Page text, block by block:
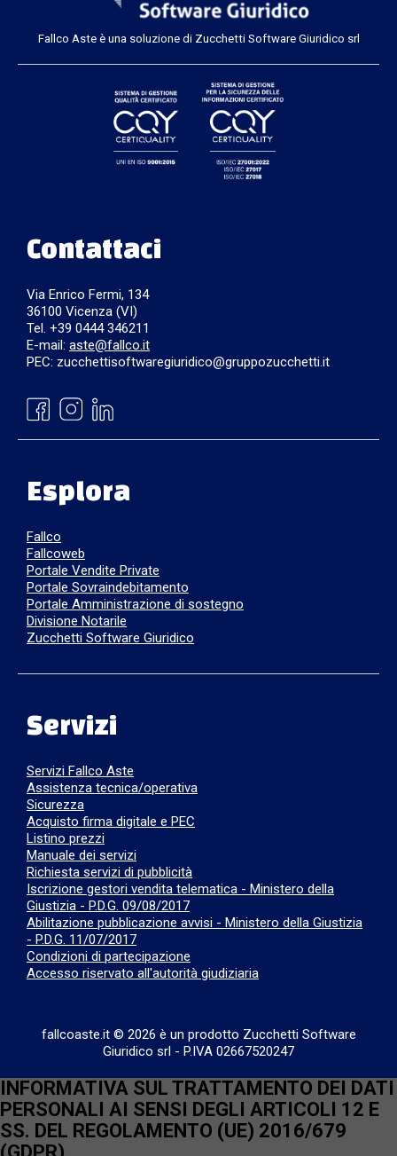
Fallco Aste è una soluzione di Zucchetti Software Giuridico srl
Contattaci
Via Enrico Fermi, 134
36100 Vicenza (VI)
Tel. +39 0444 346211
E-mail: aste@fallco.it
PEC: zucchettisoftwaregiuridico@gruppozucchetti.it
Esplora
Fallco
Fallcoweb
Portale Vendite Private
Portale Sovraindebitamento
Portale Amministrazione di sostegno
Divisione Notarile
Zucchetti Software Giuridico
Servizi
Servizi Fallco Aste
Assistenza tecnica/operativa
Sicurezza
Acquisto firma digitale e PEC
Listino prezzi
Manuale dei servizi
Richiesta servizi di pubblicità
Iscrizione gestori vendita telematica - Ministero della
Giustizia - P.D.G. 09/08/2017
Abilitazione pubblicazione avvisi - Ministero della Giustizia
- P.D.G. 11/07/2017
Condizioni di partecipazione
Accesso riservato all'autorità giudiziaria
fallcoaste.it © 2026 è un prodotto Zucchetti Software
Giuridico srl - P.IVA 02667520247
INFORMATIVA SUL TRATTAMENTO DEI DATI
PERSONALI AI SENSI DEGLI ARTICOLI 12 E
SS. DEL REGOLAMENTO (UE) 2016/679